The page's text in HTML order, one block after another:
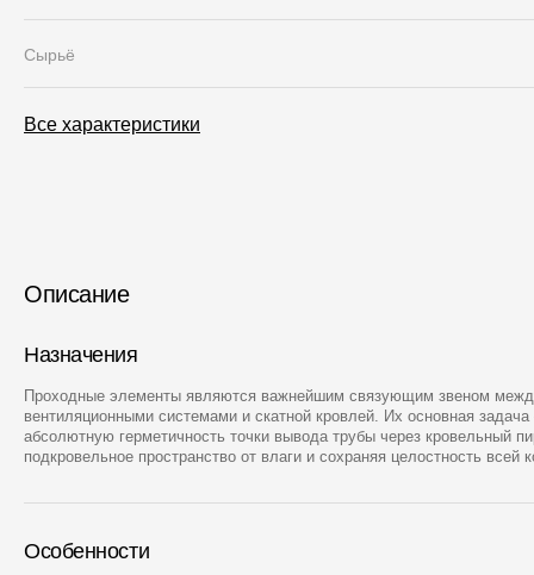
Сырьё
Все характеристики
Описание
Назначения
Проходные элементы являются важнейшим связующим звеном
вентиляционными системами и скатной кровлей. Их основная
абсолютную герметичность точки вывода трубы через кровельный
подкровельное пространство от влаги и сохраняя целостность всей
Особенности